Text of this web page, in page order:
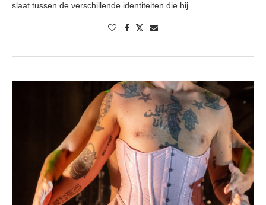
slaat tussen de verschillende identiteiten die hij …